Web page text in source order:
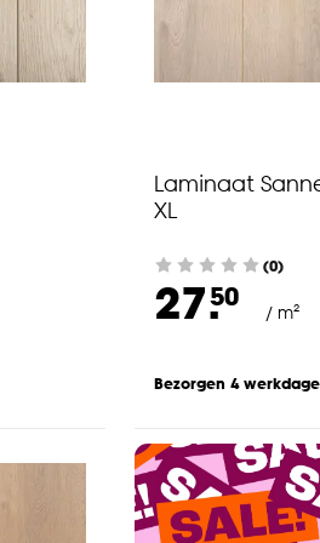
Laminaat
XL
(0)
27.50
/ m²
Bezorgen 4